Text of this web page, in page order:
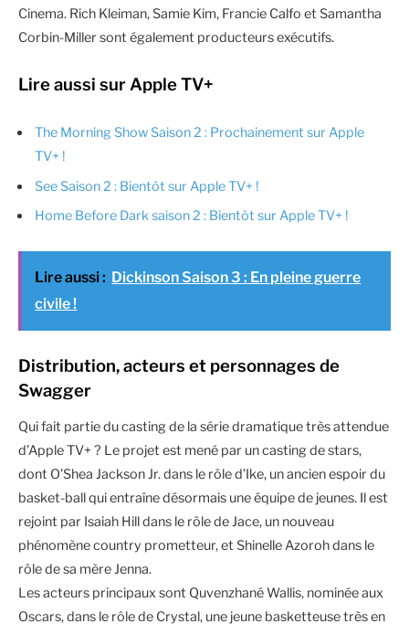
Cinema. Rich Kleiman, Samie Kim, Francie Calfo et Samantha
Corbin-Miller sont également producteurs exécutifs.
Lire aussi sur Apple TV+
The Morning Show Saison 2 : Prochainement sur Apple
TV+ !
See Saison 2 : Bientôt sur Apple TV+ !
Home Before Dark saison 2 : Bientôt sur Apple TV+ !
Lire aussi : Dickinson Saison 3 : En pleine guerre
civile !
Distribution, acteurs et personnages de
Swagger
Qui fait partie du casting de la série dramatique très attendue
d’Apple TV+ ? Le projet est mené par un casting de stars,
dont O’Shea Jackson Jr. dans le rôle d’Ike, un ancien espoir du
basket-ball qui entraîne désormais une équipe de jeunes. Il est
rejoint par Isaiah Hill dans le rôle de Jace, un nouveau
phénomène country prometteur, et Shinelle Azoroh dans le
rôle de sa mère Jenna.
Les acteurs principaux sont Quvenzhané Wallis, nominée aux
Oscars, dans le rôle de Crystal, une jeune basketteuse très en